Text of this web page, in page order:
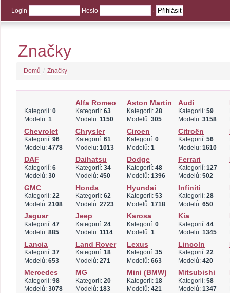
Login Heslo ·
Značky
Domů / Značky
Kategorií: 0
Modelů: 1
Alfa Romeo
Kategorií: 63
Modelů: 1150
Aston Martin
Kategorií: 28
Modelů: 305
Audi
Kategorií: 59
Modelů: 3158
Chevrolet
Kategorií: 96
Modelů: 4778
Chrysler
Kategorií: 61
Modelů: 1013
Ciroen
Kategorií: 0
Modelů: 1
Citroën
Kategorií: 56
Modelů: 1610
DAF
Kategorií: 6
Modelů: 30
Daihatsu
Kategorií: 34
Modelů: 450
Dodge
Kategorií: 48
Modelů: 1396
Ferrari
Kategorií: 127
Modelů: 502
GMC
Kategorií: 22
Modelů: 2108
Honda
Kategorií: 62
Modelů: 2723
Hyundai
Kategorií: 53
Modelů: 1718
Infiniti
Kategorií: 28
Modelů: 650
Jaguar
Kategorií: 47
Modelů: 885
Jeep
Kategorií: 24
Modelů: 1114
Karosa
Kategorií: 0
Modelů: 1
Kia
Kategorií: 44
Modelů: 1345
Lancia
Kategorií: 37
Modelů: 653
Land Rover
Kategorií: 18
Modelů: 271
Lexus
Kategorií: 35
Modelů: 663
Lincoln
Kategorií: 22
Modelů: 420
Mercedes
Kategorií: 98
Modelů: 3078
MG
Kategorií: 20
Modelů: 183
Mini (BMW)
Kategorií: 18
Modelů: 421
Mitsubishi
Kategorií: 58
Modelů: 1347